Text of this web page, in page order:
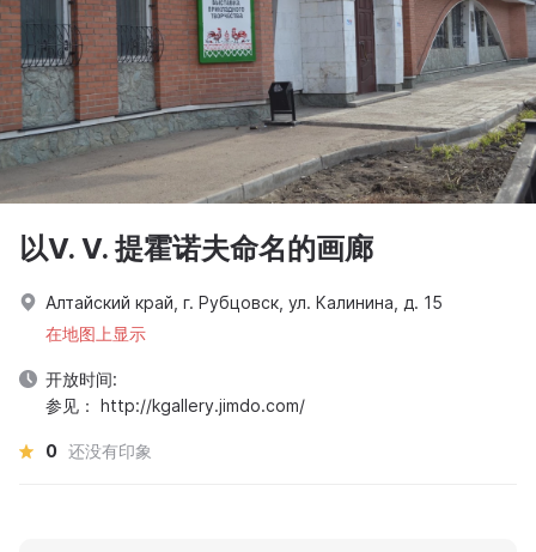
以V. V. 提霍诺夫命名的画廊
Алтайский край, г. Рубцовск, ул. Калинина, д. 15
在地图上显示
开放时间:
参见： http://kgallery.jimdo.com/
0 还没有印象